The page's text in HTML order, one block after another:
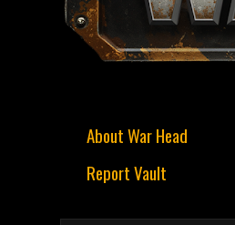
About War Head
Report Vault